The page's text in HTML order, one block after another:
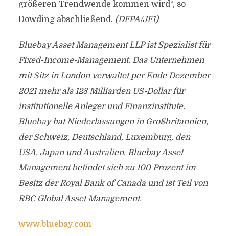
größeren Trendwende kommen wird“, so
Dowding abschließend. (DFPA/JF1)
Bluebay Asset Management LLP ist Spezialist für
Fixed-Income-Management. Das Unternehmen
mit Sitz in London verwaltet per Ende Dezember
2021 mehr als 128 Milliarden US-Dollar für
institutionelle Anleger und Finanzinstitute.
Bluebay hat Niederlassungen in Großbritannien,
der Schweiz, Deutschland, Luxemburg, den
USA, Japan und Australien. Bluebay Asset
Management befindet sich zu 100 Prozent im
Besitz der Royal Bank of Canada und ist Teil von
RBC Global Asset Management.
www.bluebay.com